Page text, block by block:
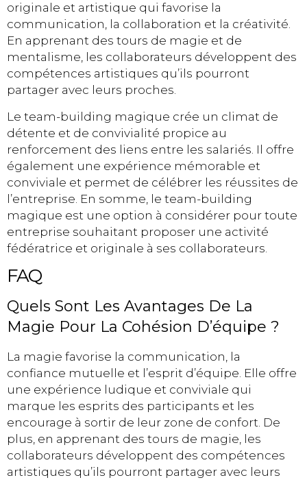
originale et artistique qui favorise la
communication, la collaboration et la créativité.
En apprenant des tours de magie et de
mentalisme, les collaborateurs développent des
compétences artistiques qu’ils pourront
partager avec leurs proches.
Le team-building magique crée un climat de
détente et de convivialité propice au
renforcement des liens entre les salariés. Il offre
également une expérience mémorable et
conviviale et permet de célébrer les réussites de
l’entreprise. En somme, le team-building
magique est une option à considérer pour toute
entreprise souhaitant proposer une activité
fédératrice et originale à ses collaborateurs.
FAQ
Quels Sont Les Avantages De La
Magie Pour La Cohésion D’équipe ?
La magie favorise la communication, la
confiance mutuelle et l’esprit d’équipe. Elle offre
une expérience ludique et conviviale qui
marque les esprits des participants et les
encourage à sortir de leur zone de confort. De
plus, en apprenant des tours de magie, les
collaborateurs développent des compétences
artistiques qu’ils pourront partager avec leurs